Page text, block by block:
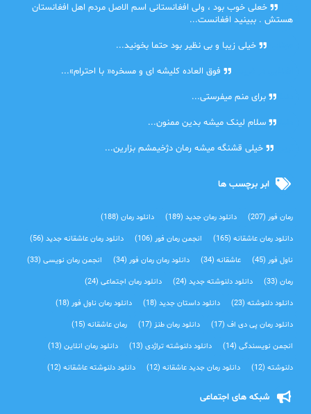
خعلی خوب بود ، ولی افغانستانی اسم الاصل مردم اهل افغانستان
هستش . ببینید افغانست...
خیلی زیبا و بی نظیر بود حتما بخونید...
فوق العاده کلیشه ای و مسخره« با احترام»...
برای منم میفرستی...
سلام لینک میشه بدین ممنون...
خیلی قشنگه میشه رمان دژخیمشم بزارین...
ابر برچسب ها
رمان فور(207) دانلود رمان جدید(189) دانلود رمان(188)
دانلود رمان عاشقانه(165) انجمن رمان فور(106) دانلود رمان عاشقانه جدید(56)
ناول فور(45) عاشقانه(34) دانلود رمان رمان فور(34) انجمن رمان نویسی(33)
رمان(33) دانلود دلنوشته جدید(24) دانلود رمان اجتماعی‌(24)
دانلود دلنوشته(23) دانلود داستان جدید(18) دانلود رمان ناول فور(18)
دانلود رمان پی دی اف(17) دانلود رمان طنز(17) رمان عاشقانه(15)
انجمن نویسندگی(14) دانلود دلنوشته تراژدی‌(13) دانلود رمان انلاین(13)
دلنوشته(12) دانلود رمان جدید عاشقانه(12) دانلود دلنوشته عاشقانه(12)
شبکه های اجتماعی